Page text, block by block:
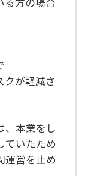
クが軽減さ
、本業をし
ていたため
運営を止め